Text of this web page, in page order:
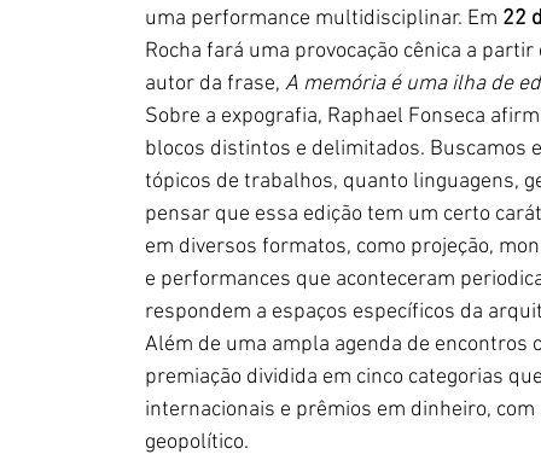
uma performance multidisciplinar. Em 22
Rocha fará uma provocação cênica a
autor da frase, A memória é uma ilha de
Sobre a expografia, Raphael Fonseca
blocos distintos e delimitados. Buscamos
tópicos de trabalhos, quanto linguagens,
pensar que essa edição tem um certo
em diversos formatos, como projeção,
e performances que aconteceram
respondem a espaços específicos da
Além de uma ampla agenda de
premiação dividida em cinco categorias
internacionais e prêmios em dinheiro,
geopolítico.